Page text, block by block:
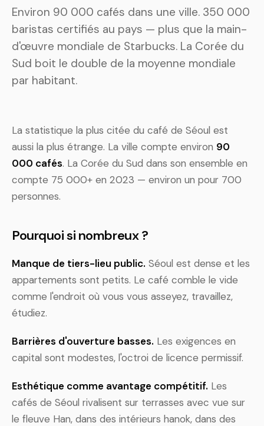
Environ 90 000 cafés dans une ville. 350 000
baristas certifiés au pays — plus que la main-
d'œuvre mondiale de Starbucks. La Corée du
Sud boit le double de la moyenne mondiale
par habitant.
La statistique la plus citée du café de Séoul est
aussi la plus étrange. La ville compte environ 90
000 cafés. La Corée du Sud dans son ensemble en
compte 75 000+ en 2023 — environ un pour 700
personnes.
Pourquoi si nombreux ?
Manque de tiers-lieu public. Séoul est dense et les
appartements sont petits. Le café comble le vide
comme l'endroit où vous vous asseyez, travaillez,
étudiez.
Barrières d'ouverture basses. Les exigences en
capital sont modestes, l'octroi de licence permissif.
Esthétique comme avantage compétitif. Les
cafés de Séoul rivalisent sur terrasses avec vue sur
le fleuve Han, dans des intérieurs hanok, dans des